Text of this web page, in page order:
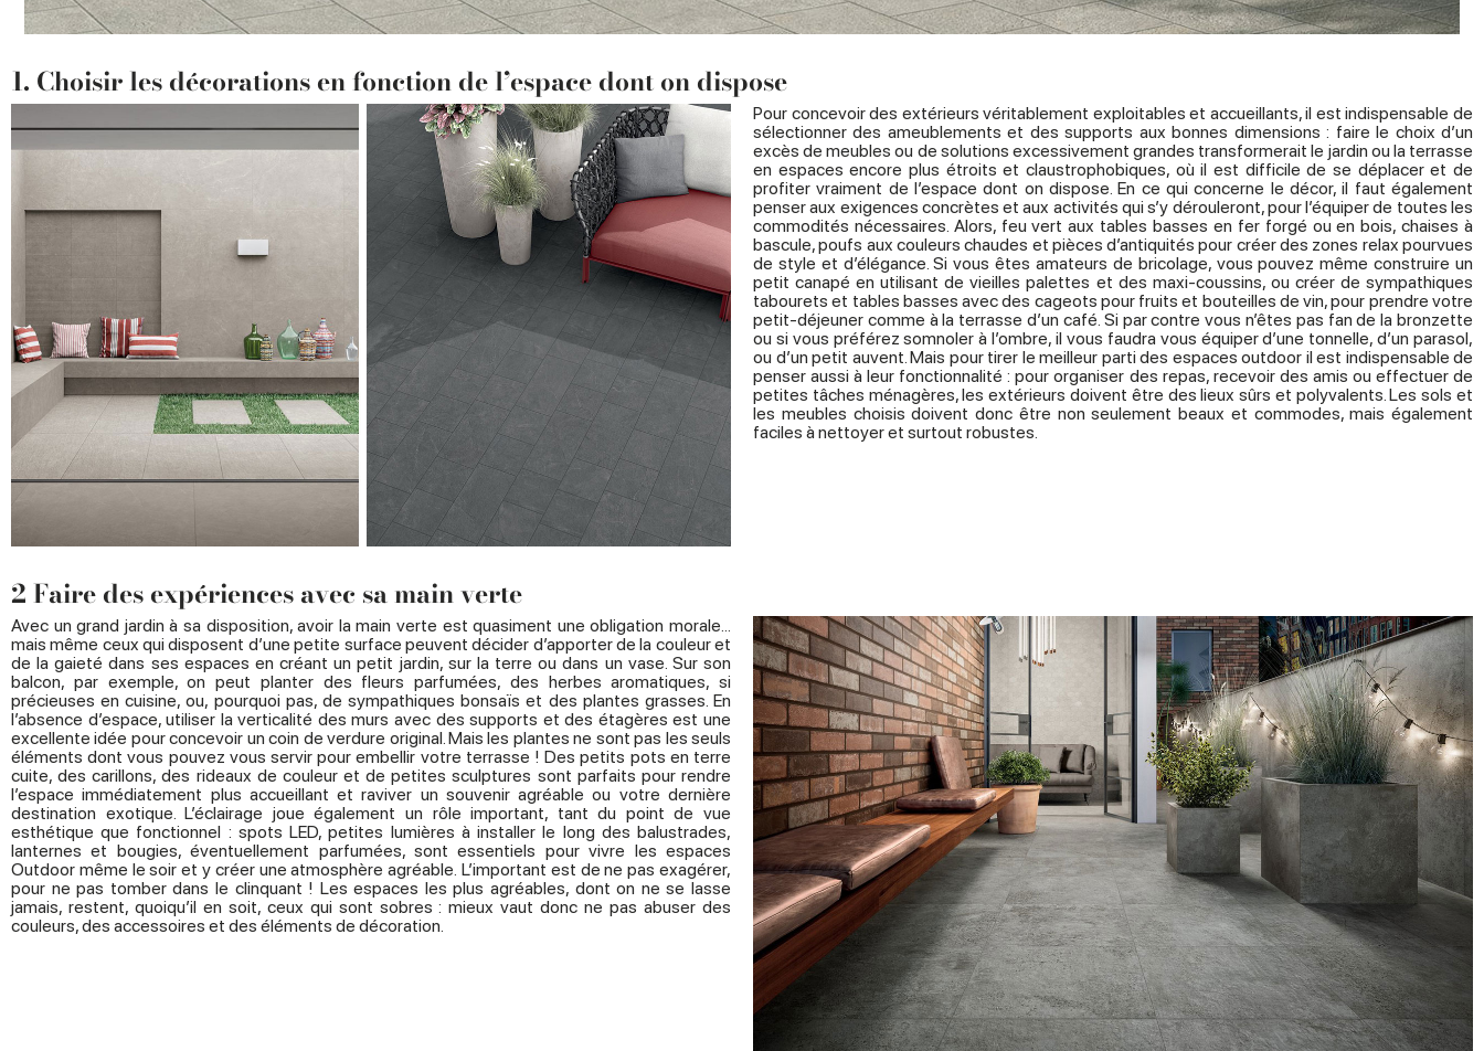
1. Choisir les décorations en fonction de l’espace dont on dispose
Pour concevoir des extérieurs véritablement exploitables et accueillants, il est indispensable de
sélectionner des ameublements et des supports aux bonnes dimensions : faire le choix d’un
excès de meubles ou de solutions excessivement grandes transformerait le jardin ou la terrasse
en espaces encore plus étroits et claustrophobiques, où il est difficile de se déplacer et de
profiter vraiment de l’espace dont on dispose. En ce qui concerne le décor, il faut également
penser aux exigences concrètes et aux activités qui s’y dérouleront, pour l’équiper de toutes les
commodités nécessaires. Alors, feu vert aux tables basses en fer forgé ou en bois, chaises à
bascule, poufs aux couleurs chaudes et pièces d’antiquités pour créer des zones relax pourvues
de style et d’élégance. Si vous êtes amateurs de bricolage, vous pouvez même construire un
petit canapé en utilisant de vieilles palettes et des maxi-coussins, ou créer de sympathiques
tabourets et tables basses avec des cageots pour fruits et bouteilles de vin, pour prendre votre
petit-déjeuner comme à la terrasse d’un café. Si par contre vous n’êtes pas fan de la bronzette
ou si vous préférez somnoler à l’ombre, il vous faudra vous équiper d’une tonnelle, d’un parasol,
ou d’un petit auvent. Mais pour tirer le meilleur parti des espaces outdoor il est indispensable de
penser aussi à leur fonctionnalité : pour organiser des repas, recevoir des amis ou effectuer de
petites tâches ménagères, les extérieurs doivent être des lieux sûrs et polyvalents. Les sols et
les meubles choisis doivent donc être non seulement beaux et commodes, mais également
faciles à nettoyer et surtout robustes.
2 Faire des expériences avec sa main verte
Avec un grand jardin à sa disposition, avoir la main verte est quasiment une obligation morale...
mais même ceux qui disposent d’une petite surface peuvent décider d’apporter de la couleur et
de la gaieté dans ses espaces en créant un petit jardin, sur la terre ou dans un vase. Sur son
balcon, par exemple, on peut planter des fleurs parfumées, des herbes aromatiques, si
précieuses en cuisine, ou, pourquoi pas, de sympathiques bonsaïs et des plantes grasses. En
l’absence d’espace, utiliser la verticalité des murs avec des supports et des étagères est une
excellente idée pour concevoir un coin de verdure original. Mais les plantes ne sont pas les seuls
éléments dont vous pouvez vous servir pour embellir votre terrasse ! Des petits pots en terre
cuite, des carillons, des rideaux de couleur et de petites sculptures sont parfaits pour rendre
l’espace immédiatement plus accueillant et raviver un souvenir agréable ou votre dernière
destination exotique. L’éclairage joue également un rôle important, tant du point de vue
esthétique que fonctionnel : spots LED, petites lumières à installer le long des balustrades,
lanternes et bougies, éventuellement parfumées, sont essentiels pour vivre les espaces
Outdoor même le soir et y créer une atmosphère agréable. L’important est de ne pas exagérer,
pour ne pas tomber dans le clinquant ! Les espaces les plus agréables, dont on ne se lasse
jamais, restent, quoiqu’il en soit, ceux qui sont sobres : mieux vaut donc ne pas abuser des
couleurs, des accessoires et des éléments de décoration.